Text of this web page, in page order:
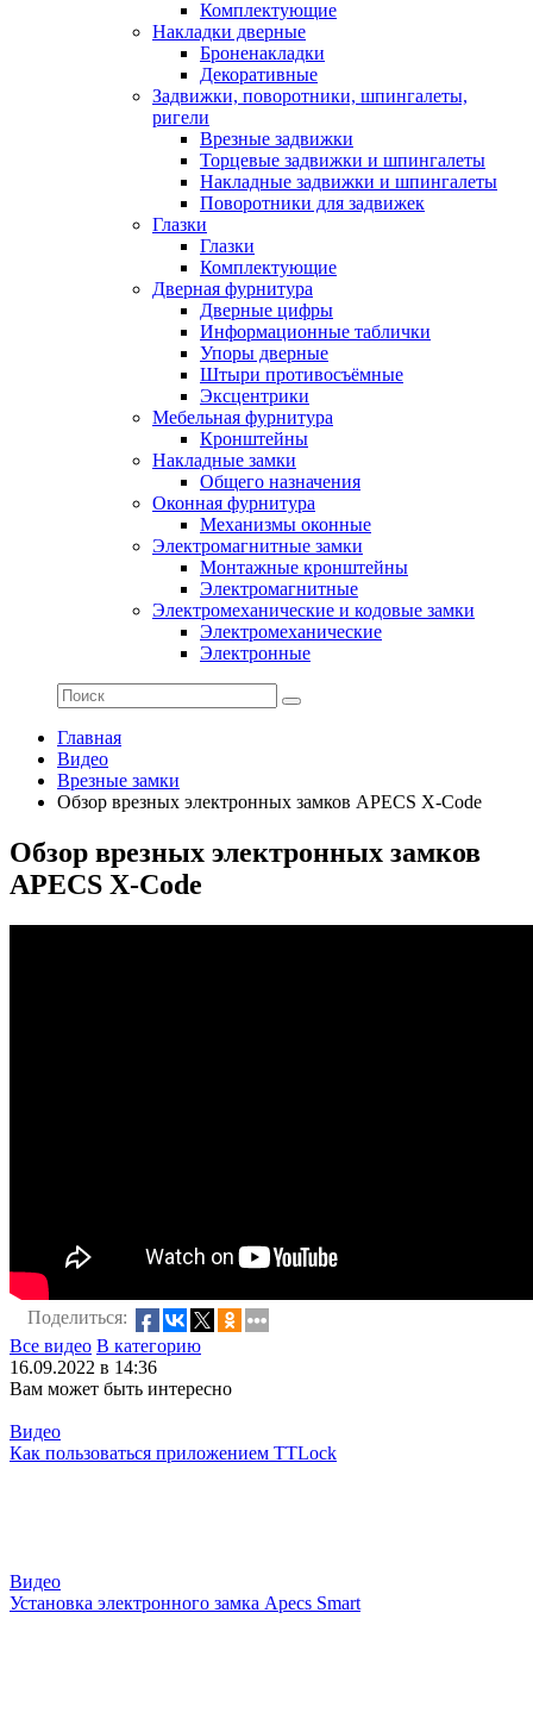
Комплектующие
Накладки дверные
Броненакладки
Декоративные
Задвижки, поворотники, шпингалеты,
ригели
Врезные задвижки
Торцевые задвижки и шпингалеты
Накладные задвижки и шпингалеты
Поворотники для задвижек
Глазки
Глазки
Комплектующие
Дверная фурнитура
Дверные цифры
Информационные таблички
Упоры дверные
Штыри противосъёмные
Эксцентрики
Мебельная фурнитура
Кронштейны
Накладные замки
Общего назначения
Оконная фурнитура
Механизмы оконные
Электромагнитные замки
Монтажные кронштейны
Электромагнитные
Электромеханические и кодовые замки
Электромеханические
Электронные
Главная
Видео
Врезные замки
Обзор врезных электронных замков APECS X-Code
Обзор врезных электронных замков
APECS X-Code
Поделиться:
Все видео В категорию
16.09.2022 в 14:36
Вам может быть интересно
Видео
Как пользоваться приложением TTLock
Видео
Установка электронного замка Apecs Smart